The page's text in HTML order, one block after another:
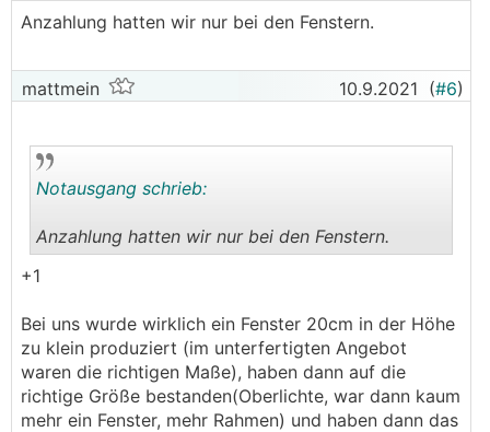
Anzahlung hatten wir nur bei den Fenstern.
mattmein 10.9.2021 (#6)
Notausgang schrieb:
Anzahlung hatten wir nur bei den Fenstern.
+1
Bei uns wurde wirklich ein Fenster 20cm in der Höhe
zu klein produziert (im unterfertigten Angebot
waren die richtigen Maße), haben dann auf die
richtige Größe bestanden(Oberlichte, war dann kaum
mehr ein Fenster, mehr Rahmen) und haben dann das